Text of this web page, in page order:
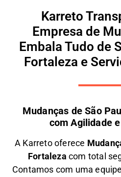
Karreto
Empresa de
Embala Tudo de
Fortaleza e
Mudanças de São
com Agilidade
A Karretooferece M
Fortaleza com total
Contamos com uma